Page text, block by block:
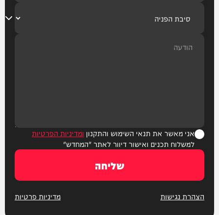
אני מאשר את תנאי השימוש והתקנון ומדיניות הפרטיות
למשלוח תכנים ואישור דיוור לאתר "המחדש"
שליחה
הצהרת נגישות מדיניות פרטיות